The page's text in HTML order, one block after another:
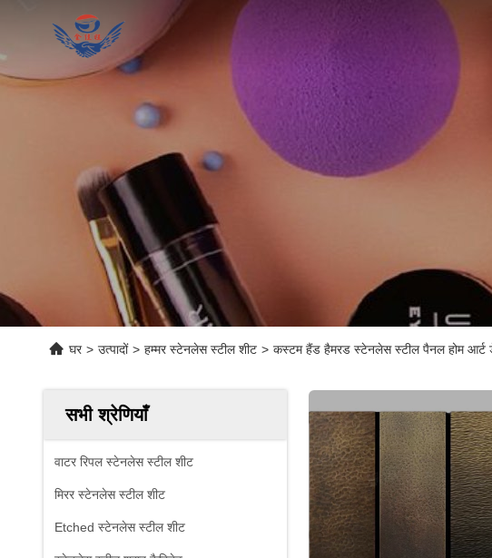
घर > उत्पादों > हम्मर स्टेनलेस स्टील शीट > कस्टम हैंड हैमरड स्टेनलेस स्टील पैनल होम आर्ट
सभी श्रेणियाँ
वाटर रिपल स्टेनलेस स्टील शीट
मिरर स्टेनलेस स्टील शीट
Etched स्टेनलेस स्टील शीट